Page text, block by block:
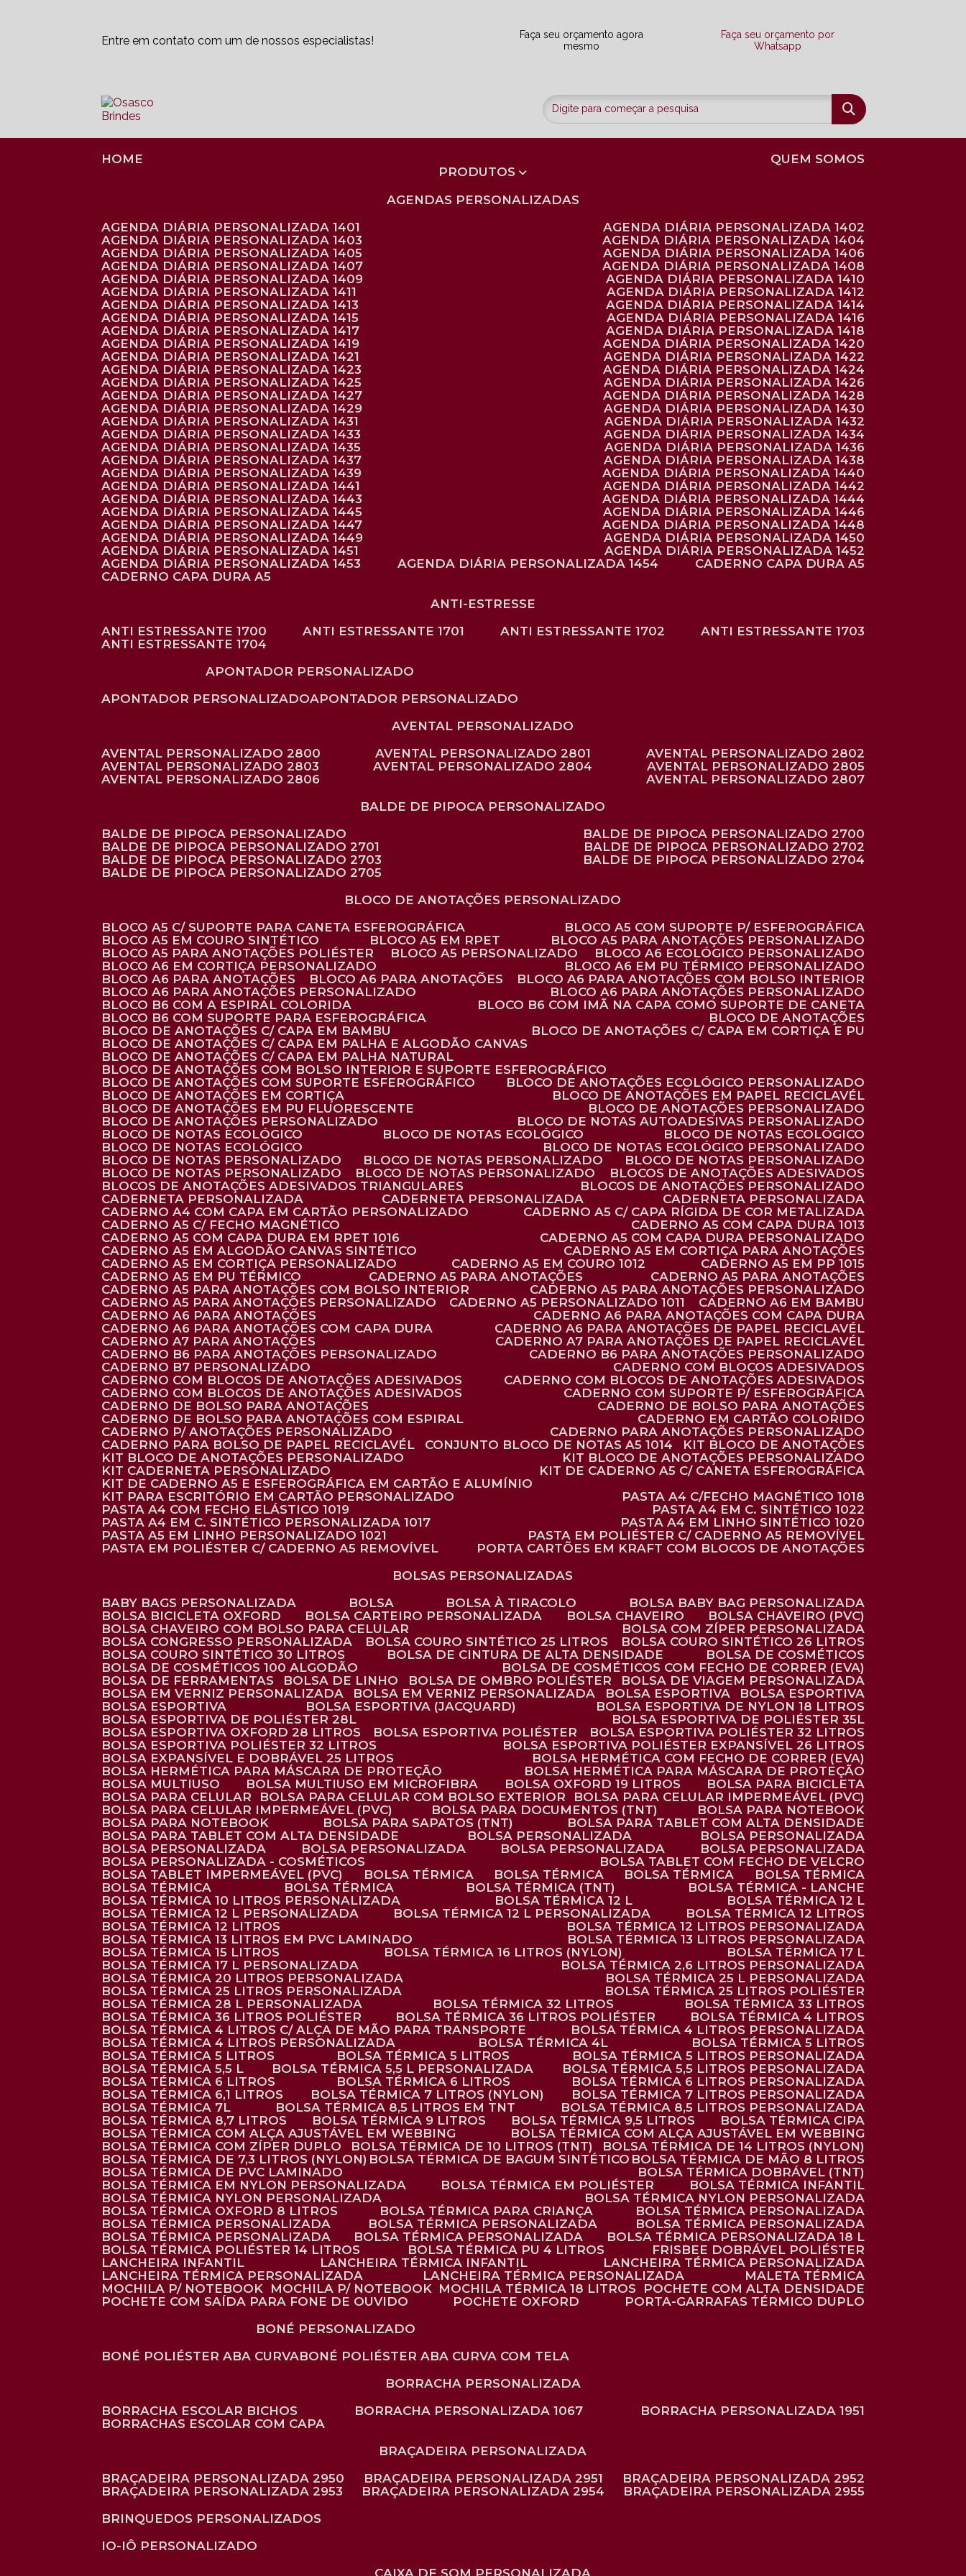
Entre em contato com um de nossos especialistas!
Faça seu orçamento agora
mesmo
Faça seu orçamento por
Whatsapp
HOME
QUEM SOMOS
PRODUTOS
AGENDAS PERSONALIZADAS
AGENDA DIÁRIA PERSONALIZADA 1401
AGENDA DIÁRIA PERSONALIZADA 1402
AGENDA DIÁRIA PERSONALIZADA 1403
AGENDA DIÁRIA PERSONALIZADA 1404
AGENDA DIÁRIA PERSONALIZADA 1405
AGENDA DIÁRIA PERSONALIZADA 1406
AGENDA DIÁRIA PERSONALIZADA 1407
AGENDA DIÁRIA PERSONALIZADA 1408
AGENDA DIÁRIA PERSONALIZADA 1409
AGENDA DIÁRIA PERSONALIZADA 1410
AGENDA DIÁRIA PERSONALIZADA 1411
AGENDA DIÁRIA PERSONALIZADA 1412
AGENDA DIÁRIA PERSONALIZADA 1413
AGENDA DIÁRIA PERSONALIZADA 1414
AGENDA DIÁRIA PERSONALIZADA 1415
AGENDA DIÁRIA PERSONALIZADA 1416
AGENDA DIÁRIA PERSONALIZADA 1417
AGENDA DIÁRIA PERSONALIZADA 1418
AGENDA DIÁRIA PERSONALIZADA 1419
AGENDA DIÁRIA PERSONALIZADA 1420
AGENDA DIÁRIA PERSONALIZADA 1421
AGENDA DIÁRIA PERSONALIZADA 1422
AGENDA DIÁRIA PERSONALIZADA 1423
AGENDA DIÁRIA PERSONALIZADA 1424
AGENDA DIÁRIA PERSONALIZADA 1425
AGENDA DIÁRIA PERSONALIZADA 1426
AGENDA DIÁRIA PERSONALIZADA 1427
AGENDA DIÁRIA PERSONALIZADA 1428
AGENDA DIÁRIA PERSONALIZADA 1429
AGENDA DIÁRIA PERSONALIZADA 1430
AGENDA DIÁRIA PERSONALIZADA 1431
AGENDA DIÁRIA PERSONALIZADA 1432
AGENDA DIÁRIA PERSONALIZADA 1433
AGENDA DIÁRIA PERSONALIZADA 1434
AGENDA DIÁRIA PERSONALIZADA 1435
AGENDA DIÁRIA PERSONALIZADA 1436
AGENDA DIÁRIA PERSONALIZADA 1437
AGENDA DIÁRIA PERSONALIZADA 1438
AGENDA DIÁRIA PERSONALIZADA 1439
AGENDA DIÁRIA PERSONALIZADA 1440
AGENDA DIÁRIA PERSONALIZADA 1441
AGENDA DIÁRIA PERSONALIZADA 1442
AGENDA DIÁRIA PERSONALIZADA 1443
AGENDA DIÁRIA PERSONALIZADA 1444
AGENDA DIÁRIA PERSONALIZADA 1445
AGENDA DIÁRIA PERSONALIZADA 1446
AGENDA DIÁRIA PERSONALIZADA 1447
AGENDA DIÁRIA PERSONALIZADA 1448
AGENDA DIÁRIA PERSONALIZADA 1449
AGENDA DIÁRIA PERSONALIZADA 1450
AGENDA DIÁRIA PERSONALIZADA 1451
AGENDA DIÁRIA PERSONALIZADA 1452
AGENDA DIÁRIA PERSONALIZADA 1453
AGENDA DIÁRIA PERSONALIZADA 1454
CADERNO CAPA DURA A5
CADERNO CAPA DURA A5
ANTI-ESTRESSE
ANTI ESTRESSANTE 1700
ANTI ESTRESSANTE 1701 ANTI ESTRESSANTE 1702
ANTI ESTRESSANTE 1703
ANTI ESTRESSANTE 1704
APONTADOR PERSONALIZADO
APONTADOR PERSONALIZADO
APONTADOR PERSONALIZADO
AVENTAL PERSONALIZADO
AVENTAL PERSONALIZADO 2800
AVENTAL PERSONALIZADO 2801
AVENTAL PERSONALIZADO 2802
AVENTAL PERSONALIZADO 2803
AVENTAL PERSONALIZADO 2804
AVENTAL PERSONALIZADO 2805
AVENTAL PERSONALIZADO 2806
AVENTAL PERSONALIZADO 2807
BALDE DE PIPOCA PERSONALIZADO
BALDE DE PIPOCA PERSONALIZADO
BALDE DE PIPOCA PERSONALIZADO 2700
BALDE DE PIPOCA PERSONALIZADO 2701
BALDE DE PIPOCA PERSONALIZADO 2702
BALDE DE PIPOCA PERSONALIZADO 2703
BALDE DE PIPOCA PERSONALIZADO 2704
BALDE DE PIPOCA PERSONALIZADO 2705
BLOCO DE ANOTAÇÕES PERSONALIZADO
BLOCO A5 C/ SUPORTE PARA CANETA ESFEROGRÁFICA
BLOCO A5 COM SUPORTE P/ ESFEROGRÁFICA
BLOCO A5 EM COURO SINTÉTICO
BLOCO A5 EM RPET
BLOCO A5 PARA ANOTAÇÕES PERSONALIZADO
BLOCO A5 PARA ANOTAÇÕES POLIÉSTER
BLOCO A5 PERSONALIZADO
BLOCO A6 ECOLÓGICO PERSONALIZADO
BLOCO A6 EM CORTIÇA PERSONALIZADO
BLOCO A6 EM PU TÉRMICO PERSONALIZADO
BLOCO A6 PARA ANOTAÇÕES
BLOCO A6 PARA ANOTAÇÕES
BLOCO A6 PARA ANOTAÇÕES COM BOLSO INTERIOR
BLOCO A6 PARA ANOTAÇÕES PERSONALIZADO
BLOCO A6 PARA ANOTAÇÕES PERSONALIZADO
BLOCO B6 COM A ESPIRAL COLORIDA
BLOCO B6 COM IMÃ NA CAPA COMO SUPORTE DE CANETA
BLOCO B6 COM SUPORTE PARA ESFEROGRÁFICA
BLOCO DE ANOTAÇÕES
BLOCO DE ANOTAÇÕES C/ CAPA EM BAMBU
BLOCO DE ANOTAÇÕES C/ CAPA EM CORTIÇA E PU
BLOCO DE ANOTAÇÕES C/ CAPA EM PALHA E ALGODÃO CANVAS
BLOCO DE ANOTAÇÕES C/ CAPA EM PALHA NATURAL
BLOCO DE ANOTAÇÕES COM BOLSO INTERIOR E SUPORTE ESFEROGRÁFICO
BLOCO DE ANOTAÇÕES COM SUPORTE ESFEROGRÁFICO
BLOCO DE ANOTAÇÕES ECOLÓGICO PERSONALIZADO
BLOCO DE ANOTAÇÕES EM CORTIÇA
BLOCO DE ANOTAÇÕES EM PAPEL RECICLAVÉL
BLOCO DE ANOTAÇÕES EM PU FLUORESCENTE
BLOCO DE ANOTAÇÕES PERSONALIZADO
BLOCO DE ANOTAÇÕES PERSONALIZADO
BLOCO DE NOTAS AUTOADESIVAS PERSONALIZADO
BLOCO DE NOTAS ECOLÓGICO
BLOCO DE NOTAS ECOLÓGICO
BLOCO DE NOTAS ECOLÓGICO
BLOCO DE NOTAS ECOLÓGICO
BLOCO DE NOTAS ECOLÓGICO PERSONALIZADO
BLOCO DE NOTAS PERSONALIZADO
BLOCO DE NOTAS PERSONALIZADO
BLOCO DE NOTAS PERSONALIZADO
BLOCO DE NOTAS PERSONALIZADO
BLOCO DE NOTAS PERSONALIZADO
BLOCOS DE ANOTAÇÕES ADESIVADOS
BLOCOS DE ANOTAÇÕES ADESIVADOS TRIANGULARES
BLOCOS DE ANOTAÇÕES PERSONALIZADO
CADERNETA PERSONALIZADA
CADERNETA PERSONALIZADA
CADERNETA PERSONALIZADA
CADERNO A4 COM CAPA EM CARTÃO PERSONALIZADO
CADERNO A5 C/ CAPA RÍGIDA DE COR METALIZADA
CADERNO A5 C/ FECHO MAGNÉTICO
CADERNO A5 COM CAPA DURA 1013
CADERNO A5 COM CAPA DURA EM RPET 1016
CADERNO A5 COM CAPA DURA PERSONALIZADO
CADERNO A5 EM ALGODÃO CANVAS SINTÉTICO
CADERNO A5 EM CORTIÇA PARA ANOTAÇÕES
CADERNO A5 EM CORTIÇA PERSONALIZADO
CADERNO A5 EM COURO 1012
CADERNO A5 EM PP 1015
CADERNO A5 EM PU TÉRMICO
CADERNO A5 PARA ANOTAÇÕES
CADERNO A5 PARA ANOTAÇÕES
CADERNO A5 PARA ANOTAÇÕES COM BOLSO INTERIOR
CADERNO A5 PARA ANOTAÇÕES PERSONALIZADO
CADERNO A5 PARA ANOTAÇÕES PERSONALIZADO
CADERNO A5 PERSONALIZADO 1011
CADERNO A6 EM BAMBU
CADERNO A6 PARA ANOTAÇÕES
CADERNO A6 PARA ANOTAÇÕES COM CAPA DURA
CADERNO A6 PARA ANOTAÇÕES COM CAPA DURA
CADERNO A6 PARA ANOTAÇÕES DE PAPEL RECICLAVÉL
CADERNO A7 PARA ANOTAÇÕES
CADERNO A7 PARA ANOTAÇÕES DE PAPEL RECICLAVÉL
CADERNO B6 PARA ANOTAÇÕES PERSONALIZADO
CADERNO B6 PARA ANOTAÇÕES PERSONALIZADO
CADERNO B7 PERSONALIZADO
CADERNO COM BLOCOS ADESIVADOS
CADERNO COM BLOCOS DE ANOTAÇÕES ADESIVADOS
CADERNO COM BLOCOS DE ANOTAÇÕES ADESIVADOS
CADERNO COM BLOCOS DE ANOTAÇÕES ADESIVADOS
CADERNO COM SUPORTE P/ ESFEROGRÁFICA
CADERNO DE BOLSO PARA ANOTAÇÕES
CADERNO DE BOLSO PARA ANOTAÇÕES
CADERNO DE BOLSO PARA ANOTAÇÕES COM ESPIRAL
CADERNO EM CARTÃO COLORIDO
CADERNO P/ ANOTAÇÕES PERSONALIZADO
CADERNO PARA ANOTAÇÕES PERSONALIZADO
CADERNO PARA BOLSO DE PAPEL RECICLAVÉL
CONJUNTO BLOCO DE NOTAS A5 1014
KIT BLOCO DE ANOTAÇÕES
KIT BLOCO DE ANOTAÇÕES PERSONALIZADO
KIT BLOCO DE ANOTAÇÕES PERSONALIZADO
KIT CADERNETA PERSONALIZADO
KIT DE CADERNO A5 C/ CANETA ESFEROGRÁFICA
KIT DE CADERNO A5 E ESFEROGRÁFICA EM CARTÃO E ALUMÍNIO
KIT PARA ESCRITÓRIO EM CARTÃO PERSONALIZADO
PASTA A4 C/FECHO MAGNÉTICO 1018
PASTA A4 COM FECHO ELÁSTICO 1019
PASTA A4 EM C. SINTÉTICO 1022
PASTA A4 EM C. SINTÉTICO PERSONALIZADA 1017
PASTA A4 EM LINHO SINTÉTICO 1020
PASTA A5 EM LINHO PERSONALIZADO 1021
PASTA EM POLIÉSTER C/ CADERNO A5 REMOVÍVEL
PASTA EM POLIÉSTER C/ CADERNO A5 REMOVÍVEL
PORTA CARTÕES EM KRAFT COM BLOCOS DE ANOTAÇÕES
BOLSAS PERSONALIZADAS
BABY BAGS PERSONALIZADA
BOLSA BOLSA À TIRACOLO
BOLSA BABY BAG PERSONALIZADA
BOLSA BICICLETA OXFORD
BOLSA CARTEIRO PERSONALIZADA BOLSA CHAVEIRO
BOLSA CHAVEIRO (PVC)
BOLSA CHAVEIRO COM BOLSO PARA CELULAR
BOLSA COM ZÍPER PERSONALIZADA
BOLSA CONGRESSO PERSONALIZADA
BOLSA COURO SINTÉTICO 25 LITROS
BOLSA COURO SINTÉTICO 26 LITROS
BOLSA COURO SINTÉTICO 30 LITROS
BOLSA DE CINTURA DE ALTA DENSIDADE
BOLSA DE COSMÉTICOS
BOLSA DE COSMÉTICOS 100 ALGODÃO
BOLSA DE COSMÉTICOS COM FECHO DE CORRER (EVA)
BOLSA DE FERRAMENTAS
BOLSA DE LINHO BOLSA DE OMBRO POLIÉSTER
BOLSA DE VIAGEM PERSONALIZADA
BOLSA EM VERNIZ PERSONALIZADA
BOLSA EM VERNIZ PERSONALIZADA BOLSA ESPORTIVA
BOLSA ESPORTIVA
BOLSA ESPORTIVA
BOLSA ESPORTIVA (JACQUARD)
BOLSA ESPORTIVA DE NYLON 18 LITROS
BOLSA ESPORTIVA DE POLIÉSTER 28L
BOLSA ESPORTIVA DE POLIÉSTER 35L
BOLSA ESPORTIVA OXFORD 28 LITROS
BOLSA ESPORTIVA POLIÉSTER
BOLSA ESPORTIVA POLIÉSTER 32 LITROS
BOLSA ESPORTIVA POLIÉSTER 32 LITROS
BOLSA ESPORTIVA POLIÉSTER EXPANSÍVEL 26 LITROS
BOLSA EXPANSÍVEL E DOBRÁVEL 25 LITROS
BOLSA HERMÉTICA COM FECHO DE CORRER (EVA)
BOLSA HERMÉTICA PARA MÁSCARA DE PROTEÇÃO
BOLSA HERMÉTICA PARA MÁSCARA DE PROTEÇÃO
BOLSA MULTIUSO
BOLSA MULTIUSO EM MICROFIBRA BOLSA OXFORD 19 LITROS
BOLSA PARA BICICLETA
BOLSA PARA CELULAR
BOLSA PARA CELULAR COM BOLSO EXTERIOR
BOLSA PARA CELULAR IMPERMEÁVEL (PVC)
BOLSA PARA CELULAR IMPERMEÁVEL (PVC)
BOLSA PARA DOCUMENTOS (TNT)
BOLSA PARA NOTEBOOK
BOLSA PARA NOTEBOOK
BOLSA PARA SAPATOS (TNT)
BOLSA PARA TABLET COM ALTA DENSIDADE
BOLSA PARA TABLET COM ALTA DENSIDADE
BOLSA PERSONALIZADA
BOLSA PERSONALIZADA
BOLSA PERSONALIZADA
BOLSA PERSONALIZADA BOLSA PERSONALIZADA
BOLSA PERSONALIZADA
BOLSA PERSONALIZADA - COSMÉTICOS
BOLSA TABLET COM FECHO DE VELCRO
BOLSA TABLET IMPERMEÁVEL (PVC)
BOLSA TÉRMICA BOLSA TÉRMICA BOLSA TÉRMICA
BOLSA TÉRMICA
BOLSA TÉRMICA
BOLSA TÉRMICA BOLSA TÉRMICA (TNT)
BOLSA TÉRMICA - LANCHE
BOLSA TÉRMICA 10 LITROS PERSONALIZADA
BOLSA TÉRMICA 12 L
BOLSA TÉRMICA 12 L
BOLSA TÉRMICA 12 L PERSONALIZADA
BOLSA TÉRMICA 12 L PERSONALIZADA
BOLSA TÉRMICA 12 LITROS
BOLSA TÉRMICA 12 LITROS
BOLSA TÉRMICA 12 LITROS PERSONALIZADA
BOLSA TÉRMICA 13 LITROS EM PVC LAMINADO
BOLSA TÉRMICA 13 LITROS PERSONALIZADA
BOLSA TÉRMICA 15 LITROS
BOLSA TÉRMICA 16 LITROS (NYLON)
BOLSA TÉRMICA 17 L
BOLSA TÉRMICA 17 L PERSONALIZADA
BOLSA TÉRMICA 2,6 LITROS PERSONALIZADA
BOLSA TÉRMICA 20 LITROS PERSONALIZADA
BOLSA TÉRMICA 25 L PERSONALIZADA
BOLSA TÉRMICA 25 LITROS PERSONALIZADA
BOLSA TÉRMICA 25 LITROS POLIÉSTER
BOLSA TÉRMICA 28 L PERSONALIZADA
BOLSA TÉRMICA 32 LITROS
BOLSA TÉRMICA 33 LITROS
BOLSA TÉRMICA 36 LITROS POLIÉSTER
BOLSA TÉRMICA 36 LITROS POLIÉSTER
BOLSA TÉRMICA 4 LITROS
BOLSA TÉRMICA 4 LITROS C/ ALÇA DE MÃO PARA TRANSPORTE
BOLSA TÉRMICA 4 LITROS PERSONALIZADA
BOLSA TÉRMICA 4 LITROS PERSONALIZADA
BOLSA TÉRMICA 4L
BOLSA TÉRMICA 5 LITROS
BOLSA TÉRMICA 5 LITROS
BOLSA TÉRMICA 5 LITROS
BOLSA TÉRMICA 5 LITROS PERSONALIZADA
BOLSA TÉRMICA 5,5 L
BOLSA TÉRMICA 5,5 L PERSONALIZADA
BOLSA TÉRMICA 5,5 LITROS PERSONALIZADA
BOLSA TÉRMICA 6 LITROS
BOLSA TÉRMICA 6 LITROS
BOLSA TÉRMICA 6 LITROS PERSONALIZADA
BOLSA TÉRMICA 6,1 LITROS
BOLSA TÉRMICA 7 LITROS (NYLON)
BOLSA TÉRMICA 7 LITROS PERSONALIZADA
BOLSA TÉRMICA 7L
BOLSA TÉRMICA 8,5 LITROS EM TNT
BOLSA TÉRMICA 8,5 LITROS PERSONALIZADA
BOLSA TÉRMICA 8,7 LITROS
BOLSA TÉRMICA 9 LITROS BOLSA TÉRMICA 9,5 LITROS
BOLSA TÉRMICA CIPA
BOLSA TÉRMICA COM ALÇA AJUSTÁVEL EM WEBBING
BOLSA TÉRMICA COM ALÇA AJUSTÁVEL EM WEBBING
BOLSA TÉRMICA COM ZÍPER DUPLO
BOLSA TÉRMICA DE 10 LITROS (TNT)
BOLSA TÉRMICA DE 14 LITROS (NYLON)
BOLSA TÉRMICA DE 7,3 LITROS (NYLON)
BOLSA TÉRMICA DE BAGUM SINTÉTICO
BOLSA TÉRMICA DE MÃO 8 LITROS
BOLSA TÉRMICA DE PVC LAMINADO
BOLSA TÉRMICA DOBRÁVEL (TNT)
BOLSA TÉRMICA EM NYLON PERSONALIZADA
BOLSA TÉRMICA EM POLIÉSTER
BOLSA TÉRMICA INFANTIL
BOLSA TÉRMICA NYLON PERSONALIZADA
BOLSA TÉRMICA NYLON PERSONALIZADA
BOLSA TÉRMICA OXFORD 8 LITROS
BOLSA TÉRMICA PARA CRIANÇA
BOLSA TÉRMICA PERSONALIZADA
BOLSA TÉRMICA PERSONALIZADA
BOLSA TÉRMICA PERSONALIZADA
BOLSA TÉRMICA PERSONALIZADA
BOLSA TÉRMICA PERSONALIZADA
BOLSA TÉRMICA PERSONALIZADA
BOLSA TÉRMICA PERSONALIZADA 18 L
BOLSA TÉRMICA POLIÉSTER 14 LITROS
BOLSA TÉRMICA PU 4 LITROS
FRISBEE DOBRÁVEL POLIÉSTER
LANCHEIRA INFANTIL
LANCHEIRA TÉRMICA INFANTIL
LANCHEIRA TÉRMICA PERSONALIZADA
LANCHEIRA TÉRMICA PERSONALIZADA
LANCHEIRA TÉRMICA PERSONALIZADA
MALETA TÉRMICA
MOCHILA P/ NOTEBOOK
MOCHILA P/ NOTEBOOK MOCHILA TÉRMICA 18 LITROS
POCHETE COM ALTA DENSIDADE
POCHETE COM SAÍDA PARA FONE DE OUVIDO
POCHETE OXFORD
PORTA-GARRAFAS TÉRMICO DUPLO
BONÉ PERSONALIZADO
BONÉ POLIÉSTER ABA CURVA
BONÉ POLIÉSTER ABA CURVA COM TELA
BORRACHA PERSONALIZADA
BORRACHA ESCOLAR BICHOS
BORRACHA PERSONALIZADA 1067
BORRACHA PERSONALIZADA 1951
BORRACHAS ESCOLAR COM CAPA
BRAÇADEIRA PERSONALIZADA
BRAÇADEIRA PERSONALIZADA 2950
BRAÇADEIRA PERSONALIZADA 2951
BRAÇADEIRA PERSONALIZADA 2952
BRAÇADEIRA PERSONALIZADA 2953
BRAÇADEIRA PERSONALIZADA 2954
BRAÇADEIRA PERSONALIZADA 2955
BRINQUEDOS PERSONALIZADOS
IO-IÔ PERSONALIZADO
CAIXA DE SOM PERSONALIZADA